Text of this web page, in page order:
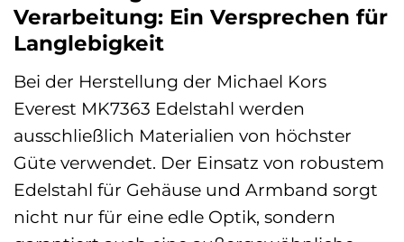
Verarbeitung: Ein Versprechen für
Langlebigkeit
Bei der Herstellung der Michael Kors
Everest MK7363 Edelstahl werden
ausschließlich Materialien von höchster
Güte verwendet. Der Einsatz von robustem
Edelstahl für Gehäuse und Armband sorgt
nicht nur für eine edle Optik, sondern